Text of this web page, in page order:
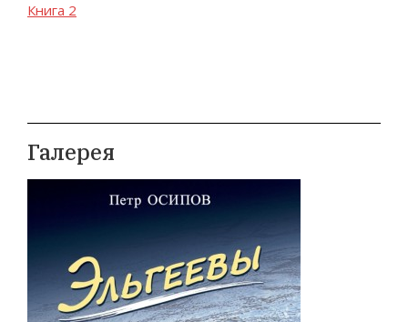
Книга 2
Галерея